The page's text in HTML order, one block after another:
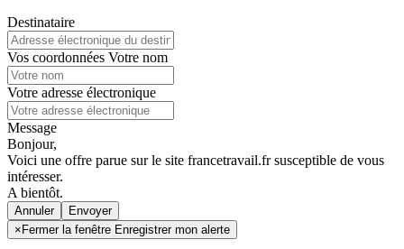
Destinataire
Vos coordonnées Votre nom
Votre adresse électronique
Message
Bonjour,
Voici une offre parue sur le site francetravail.fr susceptible de vous
intéresser.
A bientôt.
Annuler
× Fermer la fenêtre Enregistrer mon alerte